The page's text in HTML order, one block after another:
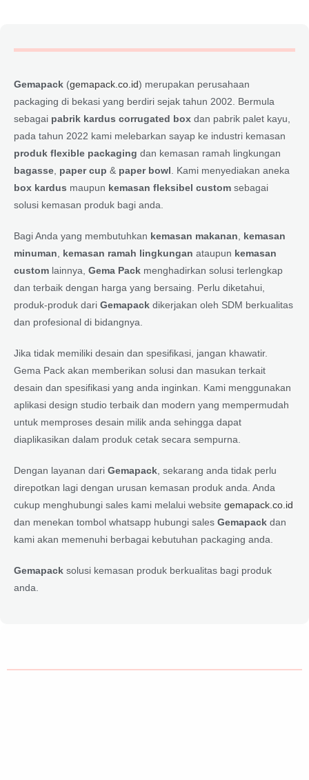
Gemapack (gemapack.co.id) merupakan perusahaan
packaging di bekasi yang berdiri sejak tahun 2002. Bermula
sebagai pabrik kardus corrugated box dan pabrik palet kayu,
pada tahun 2022 kami melebarkan sayap ke industri kemasan
produk flexible packaging dan kemasan ramah lingkungan
bagasse paper cup & paper bowl . Kami menyediakan aneka
box kardus maupun kemasan fleksibel custom sebagai
solusi kemasan produk bagi anda.
Bagi Anda yang membutuhkan kemasan makanan
kemasan
minuman
kemasan ramah lingkungan ataupun kemasan
custom lainnya, Gema Pack menghadirkan solusi terlengkap
dan terbaik dengan harga yang bersaing. Perlu diketahui,
produk-produk dari Gemapack dikerjakan oleh SDM berkualitas
dan profesional di bidangnya.
Jika tidak memiliki desain dan spesifikasi, jangan khawatir.
Gema Pack akan memberikan solusi dan masukan terkait
desain dan spesifikasi yang anda inginkan. Kami menggunakan
aplikasi design studio terbaik dan modern yang mempermudah
untuk memproses desain milik anda sehingga dapat
diaplikasikan dalam produk cetak secara sempurna.
Dengan layanan dari Gemapack , sekarang anda tidak perlu
direpotkan lagi dengan urusan kemasan produk anda. Anda
cukup menghubungi sales kami melalui website gemapack.co.id
dan menekan tombol whatsapp hubungi sales Gemapack dan
kami akan memenuhi berbagai kebutuhan packaging anda.
Gemapack solusi kemasan produk berkualitas bagi produk
anda.